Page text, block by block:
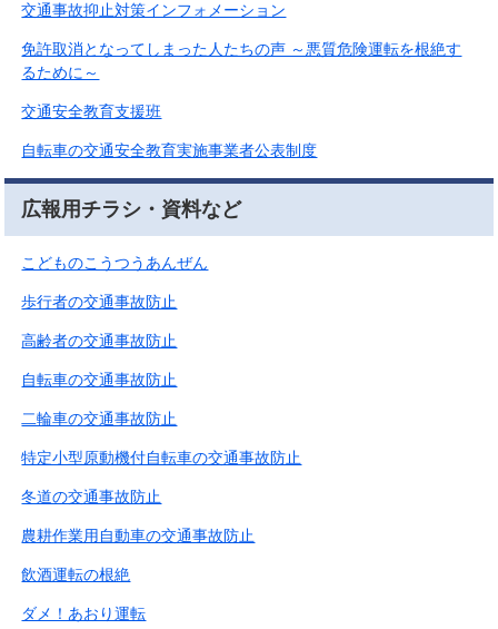
交通事故抑止対策インフォメーション
免許取消となってしまった人たちの声 ～悪質危険運転を根絶す
るために～
交通安全教育支援班
自転車の交通安全教育実施事業者公表制度
広報用チラシ・資料など
こどものこうつうあんぜん
歩行者の交通事故防止
高齢者の交通事故防止
自転車の交通事故防止
二輪車の交通事故防止
特定小型原動機付自転車の交通事故防止
冬道の交通事故防止
農耕作業用自動車の交通事故防止
飲酒運転の根絶
ダメ！あおり運転